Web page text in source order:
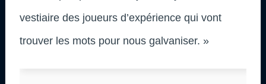
vestiaire des joueurs d’expérience qui vont
trouver les mots pour nous galvaniser. »